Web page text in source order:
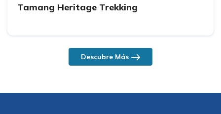
Tamang Heritage Trekking
Descubre Más